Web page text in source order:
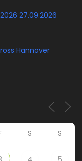
27.09.2026
Hannover
S S